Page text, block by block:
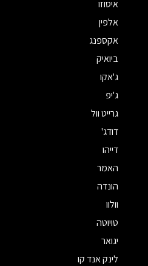
איסוזו
אלפין
אקספנג
ביואיק
ג'אקו
ג'יפ
גרייט וול
דודג'
דייהו
האמר
הונדה
וולוו
טויוטה
יגואר
לינק אנד קו